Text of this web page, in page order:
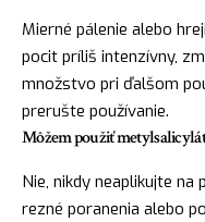
Mierné pálenie alebo
pocit príliš intenzívny,
množstvo pri ďalšom
prerušte používanie.
Môžem použiť
Nie, nikdy neaplikujte na
rezné poranenia alebo